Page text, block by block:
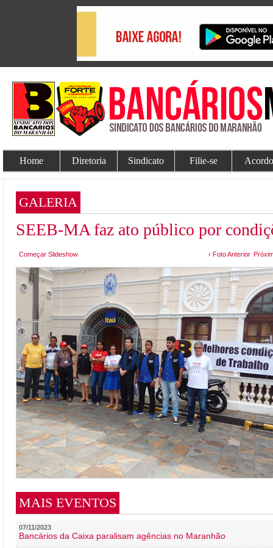
Home Diretoria Sindicato Filie-se
GALERIA
SEEB-MA faz ato público por
Começar Slideshow ‹ Foto Anterior
MAIS EVENTOS
07/11/2023
Bancários da Caixa paralisam agências no Maranhão